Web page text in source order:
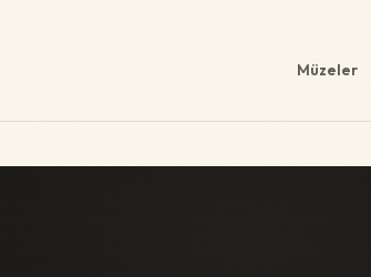
Müzeler